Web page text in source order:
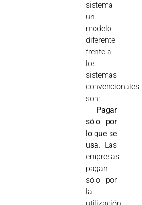
sistema
un
modelo
diferente
frente a
los
sistemas
convencionales
son:
Pagar
sólo por
lo que se
usa. Las
empresas
pagan
sólo por
la